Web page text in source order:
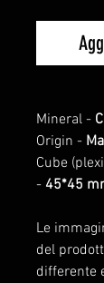
Mineral -
Origin -
Cube
- 45*45
Le
del
differente